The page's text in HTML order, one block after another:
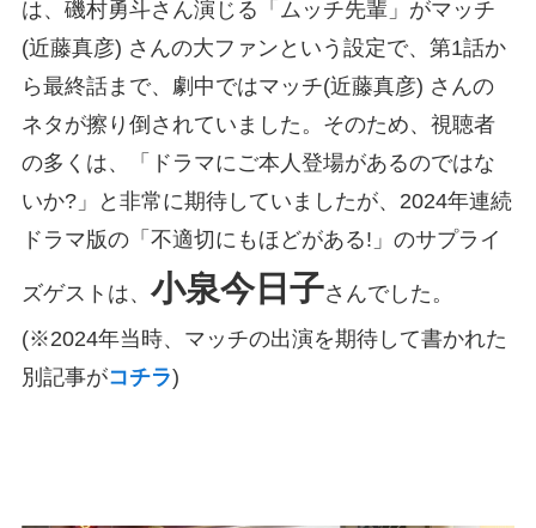
は、磯村勇斗さん演じる「ムッチ先輩」がマッチ
(近藤真彦) さんの大ファンという設定で、第1話か
ら最終話まで、劇中ではマッチ(近藤真彦) さんの
ネタが擦り倒されていました。そのため、視聴者
の多くは、「ドラマにご本人登場があるのではな
いか?」と非常に期待していましたが、2024年連続
ドラマ版の「不適切にもほどがある!」のサプライ
ズゲストは、 小泉今日子さんでした。
(※2024年当時、マッチの出演を期待して書かれた
別記事がコチラ)